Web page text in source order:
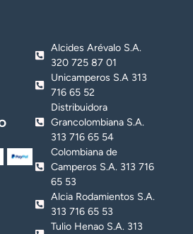
Alcides Arévalo S.A.
320 725 87 01
Unicamperos S.A 313
716 65 52
Distribuidora
Grancolombiana S.A.
313 716 65 54
Colombiana de
Camperos S.A. 313 716
65 53
Alcia Rodamientos S.A.
313 716 65 53
Tulio Henao S.A. 313